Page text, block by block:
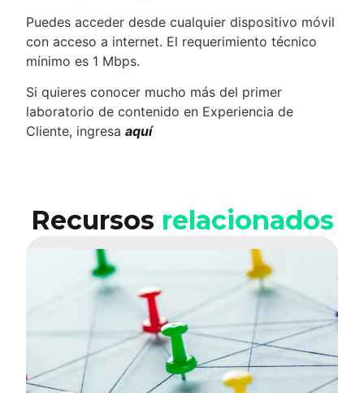
Puedes acceder desde cualquier dispositivo móvil
con acceso a internet. El requerimiento técnico
mínimo es 1 Mbps.
Si quieres conocer mucho más del primer
laboratorio de contenido en Experiencia de
Cliente, ingresa aquí
Recursos relacionados